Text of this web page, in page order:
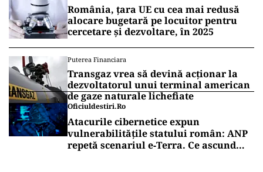
România, țara UE cu cea mai redusă
alocare bugetară pe locuitor pentru
cercetare și dezvoltare, în 2025
Puterea Financiara
Transgaz vrea să devină acționar la
dezvoltatorul unui terminal american
de gaze naturale lichefiate
Oficiuldestiri.ro
Atacurile cibernetice expun
vulnerabilitățile statului român: ANP
repetă scenariul e‑Terra. Ce ascund